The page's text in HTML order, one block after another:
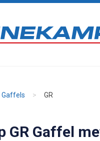
Gaffels > GR
GR Gaffel